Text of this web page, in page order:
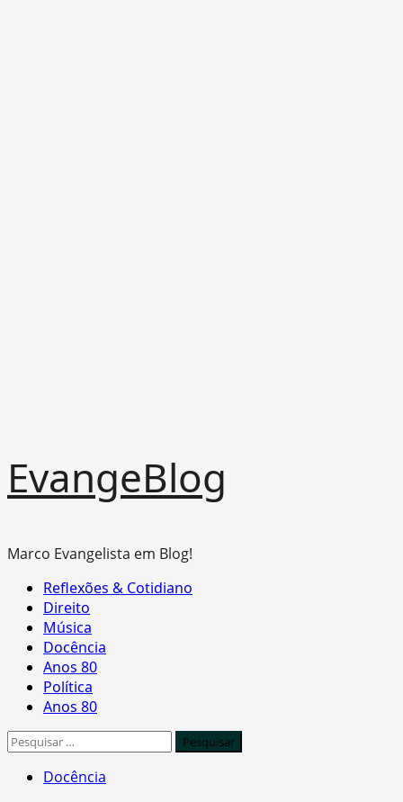
to
content
EvangeBlog
Marco Evangelista em Blog!
Primary
Menu
Reflexões & Cotidiano
Direito
Música
Docência
Anos 80
Política
Anos 80
Pesquisar
Docência